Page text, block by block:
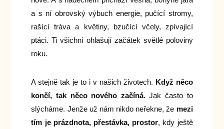
a s ní obrovský výbuch energie, pučící stromy,
rašící tráva a květiny, bzučící včely, zpívající
ptáci. Ti všichni ohlašují začátek světlé poloviny
roku.
A stejně tak je to i v našich životech. Když něco
končí, tak něco nového začíná.Jak často to
slýcháme. Jenže už nám nikdo neřekne, že mezi
tím je prázdnota, přestávka, prostor, kdy ještě